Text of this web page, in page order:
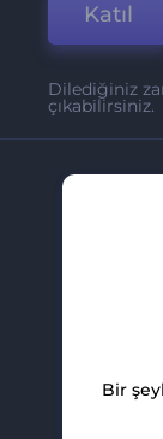
Katıl
Dilediğiniz
çıkabilirsiniz.
Bir